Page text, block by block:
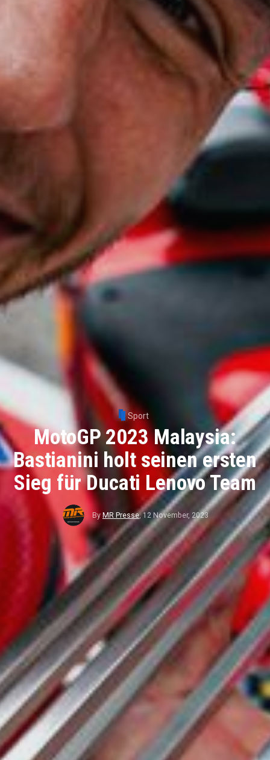
Sport
MotoGP 2023 Malaysia:
Bastianini holt seinen ersten
Sieg für Ducati Lenovo Team
By MR Presse,12 November, 2023